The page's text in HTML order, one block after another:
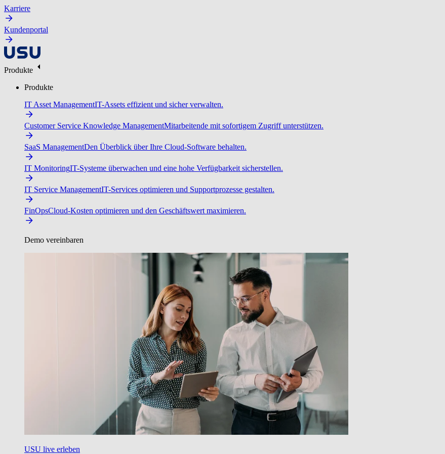
Karriere
Kundenportal
Produkte
Produkte
IT Asset ManagementIT-Assets effizient und sicher verwalten.
Customer Service Knowledge ManagementMitarbeitende mit sofortigem Zugriff unterstützen.
SaaS ManagementDen Überblick über Ihre Cloud-Software behalten.
IT MonitoringIT-Systeme überwachen und eine hohe Verfügbarkeit sicherstellen.
IT Service ManagementIT-Services optimieren und Supportprozesse gestalten.
FinOpsCloud-Kosten optimieren und den Geschäftswert maximieren.
Demo vereinbaren
USU live erleben